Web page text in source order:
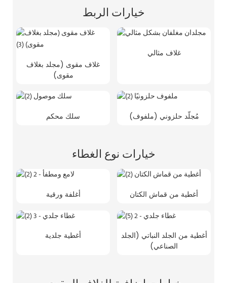
خيارات الربط
غلاف مقوى (مجلد بغلاف
مقوى)
غلاف مثالي
سلك محكم مُجلّد حلزوني (ملفوف)
خيارات نوع الغطاء
أغلفة ورقية أغطية من قماش الكتان
أغطية جلدية
أغطية من الجلد النباتي (الجلد
الصناعي)